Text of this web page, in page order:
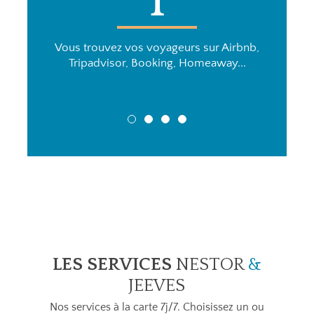
Vous trouvez vos voyageurs sur Airbnb,
Tripadvisor, Booking, Homeaway...
LES SERVICES NESTOR&
JEEVES
Nos services à la carte 7j/7. Choisissez un ou